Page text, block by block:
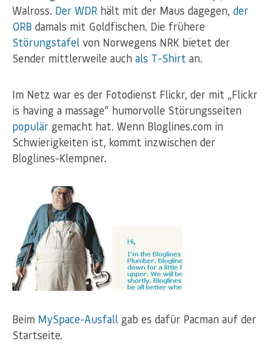
Walross. Der WDR hält mit der Maus dagegen, der
ORB damals mit Goldfischen. Die frühere
Störungstafel von Norwegens NRK bietet der
Sender mittlerweile auch als T-Shirt an.
Im Netz war es der Fotodienst Flickr, der mit „Flickr
is having a massage“ humorvolle Störungsseiten
populär gemacht hat. Wenn Bloglines.com in
Schwierigkeiten ist, kommt inzwischen der
Bloglines-Klempner.
Beim MySpace-Ausfall gab es dafür Pacman auf der
Startseite.